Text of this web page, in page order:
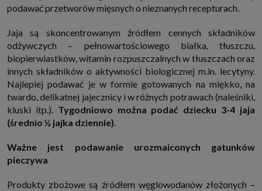
podawać przetworów mięsnych o nieznanych recepturach.
Jaja są skoncentrowanym źródłem cennych składników
odżywczych – pełnowartościowego białka, tłuszczu,
biopierwiastków, witamin rozpuszczalnych w tłuszczach oraz
innych składników o aktywności biologicznej m.in. lecytyny.
Najlepiej podawać je w formie gotowanych na miękko, na
twardo, delikatnej jajecznicy i w różnych potrawach (naleśniki,
kluski itp.). Tygodniowo można podać dziecku 3-4 jaja
(średnio ½ jajka dziennie).
Ważne jest podawanie urozmaiconych gatunków
pieczywa
Produkty zbożowe są źródłem węglowodanów złożonych –